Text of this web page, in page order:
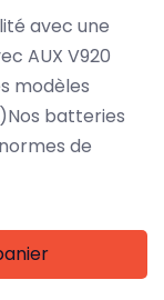
avec une
AUX V920
modèles
batteries
de